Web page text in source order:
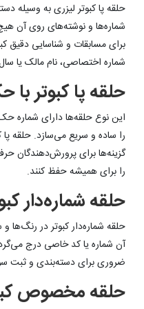
حلقه پا کبوتر لیزری به وسیله
شماره‌ها و نوشته‌های روی آن
برای مسابقات و شناسایی دقیق
شماره اختصاصی، نام مالک یا
حلقه پا کبوتر
این نوع حلقه‌ها دارای شماره
را ساده و سریع می‌سازد. حلقه
گزینه‌ها برای پرورش‌دهندگان
را برای همیشه حفظ کنند.
حلقه شماره‌دار
حلقه شماره‌دار کبوتر در
آن شماره یا کد خاصی درج
ضروری برای دسته‌بندی و ثبت
حلقه مخصوص